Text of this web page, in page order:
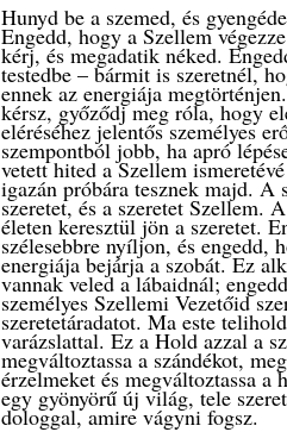
Hunyd be a szemed, és
Engedd, hogy a Szellem
kérj, és megadatik néked.
testedbe – bármit is szeretnél,
ennek az energiája
kérsz, győződj meg róla, hogy
eléréséhez jelentős személyes
szempontból jobb, ha apró
vetett hited a Szellem
igazán próbára tesznek majd. A
szeretet, és a szeretet Szellem.
életen keresztül jön a szeretet.
szélesebbre nyíljon, és engedd,
energiája bejárja a szobát. Ez
vannak veled a lábaidnál;
személyes Szellemi Vezetőid
szeretetáradatot. Ma este
varázslattal. Ez a Hold azzal a
megváltoztassa a szándékot,
érzelmeket és megváltoztassa
egy gyönyörű új világ, tele
dologgal, amire vágyni fogsz.